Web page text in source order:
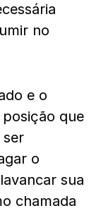
no
e o
que
ser
o
sua
chamada